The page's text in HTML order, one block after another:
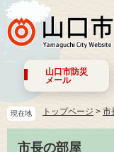
山口市防災
メール
現在地 トップページ > 市
市長の部屋